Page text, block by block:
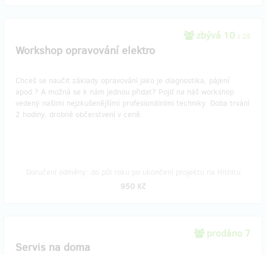
zbývá 10 z 25
Workshop opravování elektro
Chceš se naučit základy opravování jako je diagnostika, pájení
apod.? A možná se k nám jednou přidat? Pojď na náš workshop
vedený našimi nejzkušenějšími profesionálními techniky. Doba trvání
2 hodiny, drobné občerstvení v ceně.
950 Kč
prodáno 7
Servis na doma